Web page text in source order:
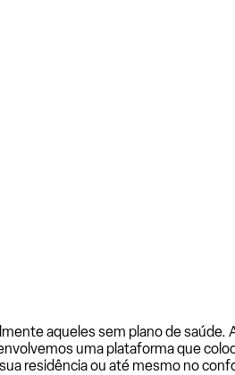
aqueles sem plano de saúde.
uma plataforma que
residência ou até mesmo no